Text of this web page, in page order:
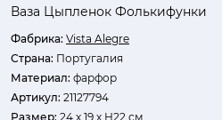
Ваза Цыпленок Фолькифунки
Фабрика: Vista Alegre
Страна: Португалия
Материал: фарфор
Артикул: 21127794
Размер: 24 х 19 х Н22 см